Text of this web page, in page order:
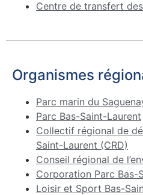
Centre de transfert
Organismes
Parc marin du
Parc Bas-Saint-Laurent
Collectif régional de
Saint-Laurent (CRD)
Conseil régional de
Corporation Parc Bas-
Loisir et Sport Bas-